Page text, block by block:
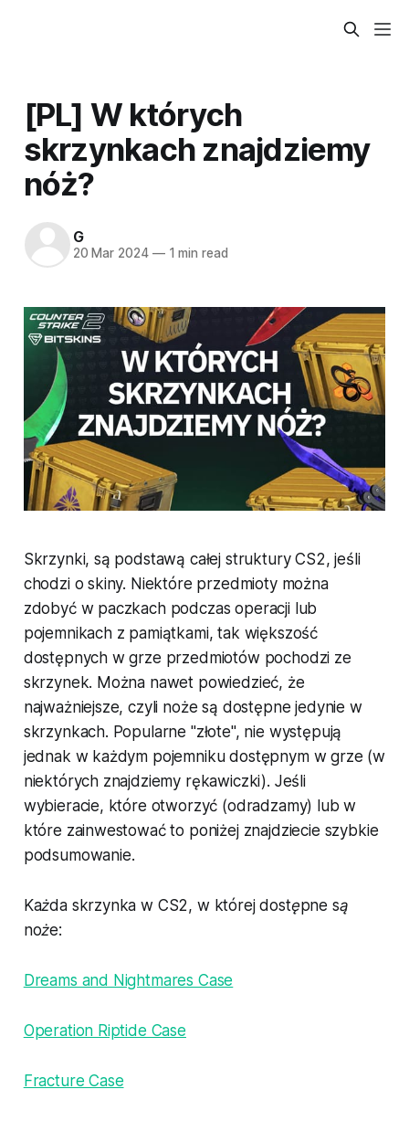
[PL] W których
skrzynkach znajdziemy
nóż?
G
20 Mar 2024 —1 min read
Skrzynki, są podstawą całej struktury CS2, jeśli
chodzi o skiny. Niektóre przedmioty można
zdobyć w paczkach podczas operacji lub
pojemnikach z pamiątkami, tak większość
dostępnych w grze przedmiotów pochodzi ze
skrzynek. Można nawet powiedzieć, że
najważniejsze, czyli noże są dostępne jedynie w
skrzynkach. Popularne "złote", nie występują
jednak w każdym pojemniku dostępnym w grze (w
niektórych znajdziemy rękawiczki). Jeśli
wybieracie, które otworzyć (odradzamy) lub w
które zainwestować to poniżej znajdziecie szybkie
podsumowanie.
Każda skrzynka w CS2, w której dostępne są
noże:
Dreams and Nightmares Case
Operation Riptide Case
Fracture Case